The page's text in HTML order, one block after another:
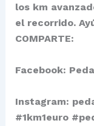
los km
el recorrido.
COMPARTE:
Facebook:
Instagram:
#1km1euro